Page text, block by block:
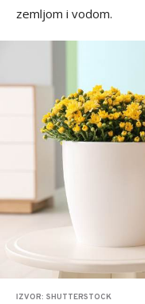
zemljom i vodom.
IZVOR: SHUTTERSTOCK